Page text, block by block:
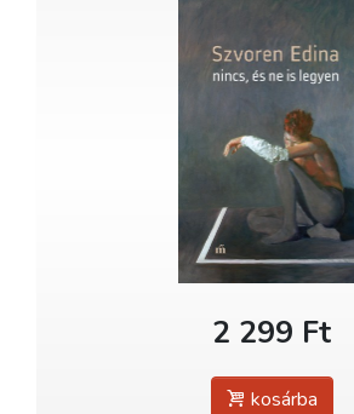
2 299 Ft
kosárba